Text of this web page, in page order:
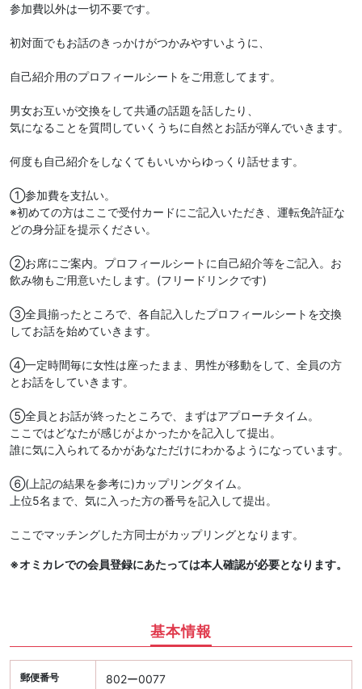
参加費以外は一切不要です。
初対面でもお話のきっかけがつかみやすいように、
自己紹介用のプロフィールシートをご用意してます。
男女お互いが交換をして共通の話題を話したり、
気になることを質問していくうちに自然とお話が弾んでいきます。
何度も自己紹介をしなくてもいいからゆっくり話せます。
①参加費を支払い。
※初めての方はここで受付カードにご記入いただき、運転免許証な
どの身分証を提示ください。
②お席にご案内。プロフィールシートに自己紹介等をご記入。お
飲み物もご用意いたします。(フリードリンクです)
③全員揃ったところで、各自記入したプロフィールシートを交換
してお話を始めていきます。
④一定時間毎に女性は座ったまま、男性が移動をして、全員の方
とお話をしていきます。
⑤全員とお話が終ったところで、まずはアプローチタイム。
ここではどなたが感じがよかったかを記入して提出。
誰に気に入られてるかがあなただけにわかるようになっています。
⑥(上記の結果を参考に)カップリングタイム。
上位5名まで、気に入った方の番号を記入して提出。
ここでマッチングした方同士がカップリングとなります。
※オミカレでの会員登録にあたっては本人確認が必要となります。
基本情報
郵便番号 802ー0077